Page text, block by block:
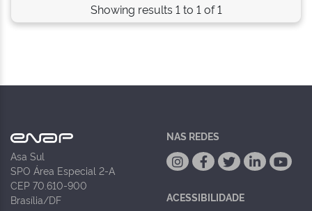
Showing results 1 to 1 of 1
Asa Sul
SPO Área Especial 2-A
CEP 70.610-900
Brasília/DF
NAS REDES
ACESSIBILIDADE